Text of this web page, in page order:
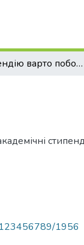
За стипендію варто поборотися!
123456789/1956